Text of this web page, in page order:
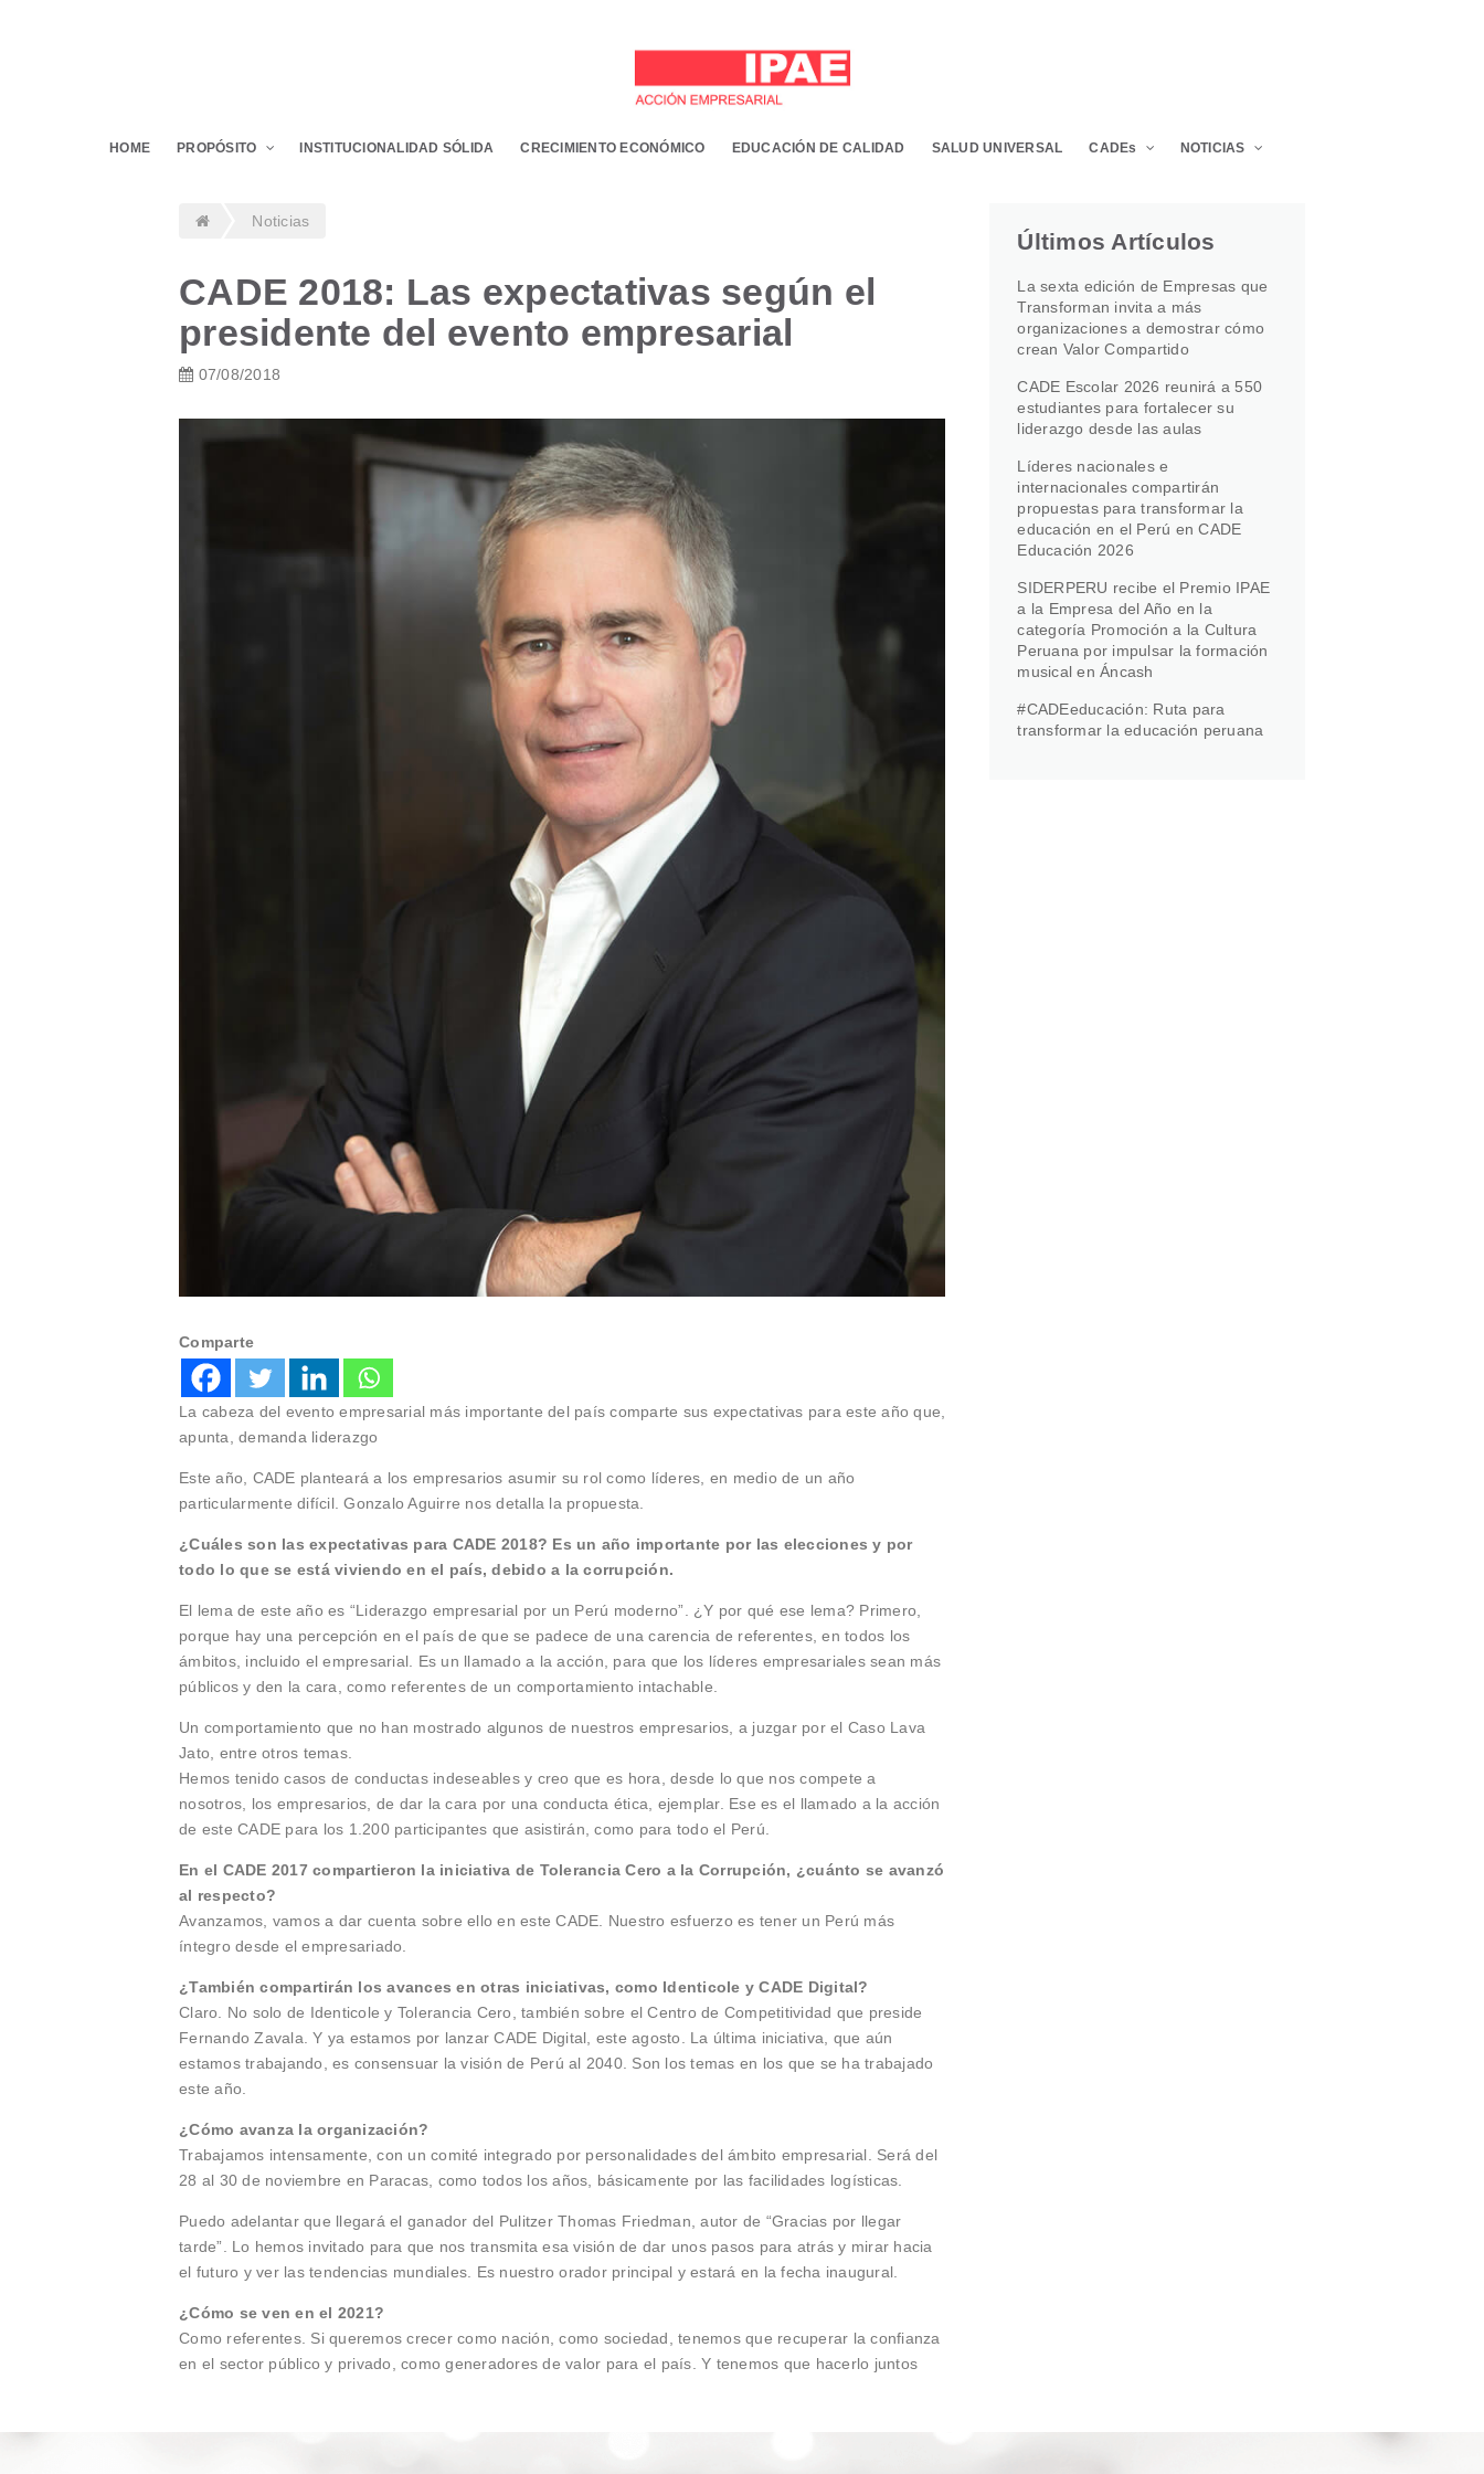
HOME PROPÓSITO INSTITUCIONALIDAD SÓLIDA CRECIMIENTO ECONÓMICO EDUCACIÓN DE CALIDAD SALUD UNIVERSAL CADEs NOTICIAS
Noticias
CADE 2018: Las expectativas según el
presidente del evento empresarial
07/08/2018
Comparte
La cabeza del evento empresarial más importante del país comparte sus expectativas para este año que,
apunta, demanda liderazgo
Este año, CADE planteará a los empresarios asumir su rol como líderes, en medio de un año
particularmente difícil. Gonzalo Aguirre nos detalla la propuesta.
¿Cuáles son las expectativas para CADE 2018? Es un año importante por las elecciones y por
todo lo que se está viviendo en el país, debido a la corrupción.
El lema de este año es “Liderazgo empresarial por un Perú moderno”. ¿Y por qué ese lema? Primero,
porque hay una percepción en el país de que se padece de una carencia de referentes, en todos los
ámbitos, incluido el empresarial. Es un llamado a la acción, para que los líderes empresariales sean más
públicos y den la cara, como referentes de un comportamiento intachable.
Un comportamiento que no han mostrado algunos de nuestros empresarios, a juzgar por el Caso Lava
Jato, entre otros temas.
Hemos tenido casos de conductas indeseables y creo que es hora, desde lo que nos compete a
nosotros, los empresarios, de dar la cara por una conducta ética, ejemplar. Ese es el llamado a la acción
de este CADE para los 1.200 participantes que asistirán, como para todo el Perú.
En el CADE 2017 compartieron la iniciativa de Tolerancia Cero a la Corrupción, ¿cuánto se avanzó
al respecto?
Avanzamos, vamos a dar cuenta sobre ello en este CADE. Nuestro esfuerzo es tener un Perú más
íntegro desde el empresariado.
¿También compartirán los avances en otras iniciativas, como Identicole y CADE Digital?
Claro. No solo de Identicole y Tolerancia Cero, también sobre el Centro de Competitividad que preside
Fernando Zavala. Y ya estamos por lanzar CADE Digital, este agosto. La última iniciativa, que aún
estamos trabajando, es consensuar la visión de Perú al 2040. Son los temas en los que se ha trabajado
este año.
¿Cómo avanza la organización?
Trabajamos intensamente, con un comité integrado por personalidades del ámbito empresarial. Será del
28 al 30 de noviembre en Paracas, como todos los años, básicamente por las facilidades logísticas.
Puedo adelantar que llegará el ganador del Pulitzer Thomas Friedman, autor de “Gracias por llegar
tarde”. Lo hemos invitado para que nos transmita esa visión de dar unos pasos para atrás y mirar hacia
el futuro y ver las tendencias mundiales. Es nuestro orador principal y estará en la fecha inaugural.
¿Cómo se ven en el 2021?
Como referentes. Si queremos crecer como nación, como sociedad, tenemos que recuperar la confianza
en el sector público y privado, como generadores de valor para el país. Y tenemos que hacerlo juntos
Últimos Artículos
La sexta edición de Empresas que
Transforman invita a más
organizaciones a demostrar cómo
crean Valor Compartido
CADE Escolar 2026 reunirá a 550
estudiantes para fortalecer su
liderazgo desde las aulas
Líderes nacionales e
internacionales compartirán
propuestas para transformar la
educación en el Perú en CADE
Educación 2026
SIDERPERU recibe el Premio IPAE
a la Empresa del Año en la
categoría Promoción a la Cultura
Peruana por impulsar la formación
musical en Áncash
#CADEeducación: Ruta para
transformar la educación peruana